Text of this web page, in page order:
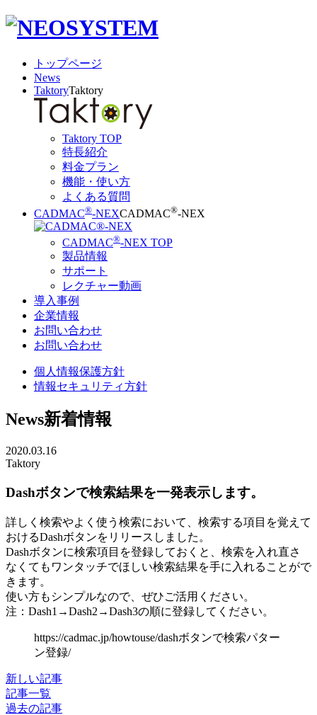
トップページ
News
TaktoryTaktory
Taktory TOP
特長紹介
料金プラン
機能・使い方
よくある質問
CADMAC®-NEXCADMAC®-NEX
CADMAC®-NEX TOP
製品情報
サポート
レクチャー動画
導入事例
企業情報
お問い合わせ
お問い合わせ
個人情報保護方針
情報セキュリティ方針
News新着情報
2020.03.16
Taktory
Dashボタンで検索結果を一発表示します。
詳しく検索やよく使う検索において、検索する項目を覚えて
おけるDashボタンをリリースしました。
Dashボタンに検索項目を登録しておくと、検索を入れ直さ
なくてもワンタッチでほしい検索結果を手に入れることがで
きます。
使い方もシンプルなので、ぜひご活用ください。
注：Dash1→Dash2→Dash3の順に登録してください。
https://cadmac.jp/howtouse/dashボタンで検索パター
ン登録/
新しい記事
記事一覧
過去の記事